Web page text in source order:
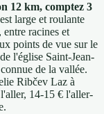
12 km, comptez 3
large et roulante
racines et
points de vue sur le
l'église Saint-Jean-
de la vallée.
Ribčev Laz à
14-15 € l'aller-